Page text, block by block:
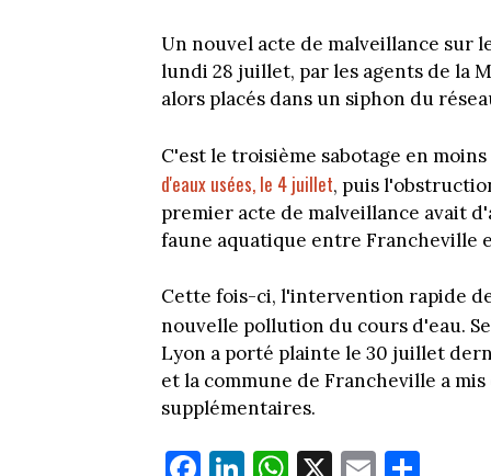
Un nouvel acte de malveillance sur
lundi 28 juillet, par les agents de la
alors placés dans un siphon du
C'est le troisième sabotage en
d'eaux usées, le 4 juillet, puis
premier acte de malveillance avait
faune aquatique entre Francheville
Cette fois-ci, l'intervention rapide
nouvelle pollution du cours d'eau.
Lyon a porté plainte le 30 juillet
et la commune de Francheville a
supplémentaires.